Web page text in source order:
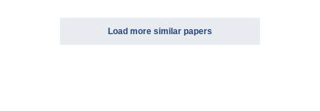
Load more similar papers